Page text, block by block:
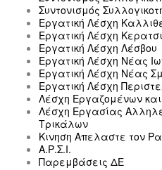
Συντονισμός
Εργατική Λέσχη
Εργατική Λέσχη
Εργατική Λέσχη Λέσβου
Εργατική Λέσχη Νέας
Εργατική Λέσχη Νέας
Εργατική Λέσχη
Λέσχη Εργαζομένων
Λέσχη Εργασίας
Τρικάλων
Κινηση Απελαστε τον
Α.Ρ.Σ.Ι.
Παρεμβάσεις ΔΕ